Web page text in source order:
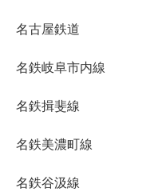
名古屋鉄道
名鉄岐阜市内線
名鉄揖斐線
名鉄美濃町線
名鉄谷汲線